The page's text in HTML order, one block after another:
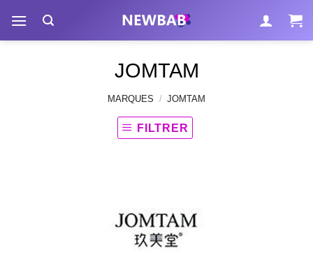
contenu
JOMTAM
MARQUES / JOMTAM
FILTRER